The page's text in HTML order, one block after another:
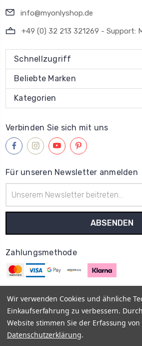
info@myonlyshop.de
+49 (0) 32 213 321269 - Support:
Schnellzugriff
Beliebte Marken
Kategorien
Verbinden Sie sich mit uns
Für unseren Newsletter anmelden
Mail-
Adresse
Zahlungsmethode
© 2013–2026 MyOnlyShop Vis a Vis E-
AGB Datenschutz Rückgabe- und
Widerrufsrecht
Wir verwenden Cookies und ähnliche
Einkaufserfahrung zu verbessern.
Website stimmen Sie der Erfassung
Datenschutzerklärung.